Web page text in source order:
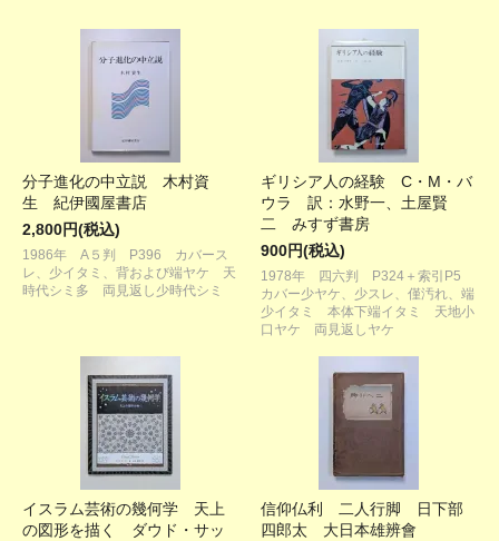
分子進化の中立説 木村資
生 紀伊國屋書店
2,800円(税込)
1986年 A５判 P396 カバース
レ、少イタミ、背および端ヤケ 天
時代シミ多 両見返し少時代シミ
ギリシア人の経験 C・M・バ
ウラ 訳：水野一、土屋賢
二 みすず書房
900円(税込)
1978年 四六判 P324＋索引P5
カバー少ヤケ、少スレ、僅汚れ、端
少イタミ 本体下端イタミ 天地小
口ヤケ 両見返しヤケ
イスラム芸術の幾何学 天上
の図形を描く ダウド・サッ
信仰仏利 二人行脚 日下部
四郎太 大日本雄辨會